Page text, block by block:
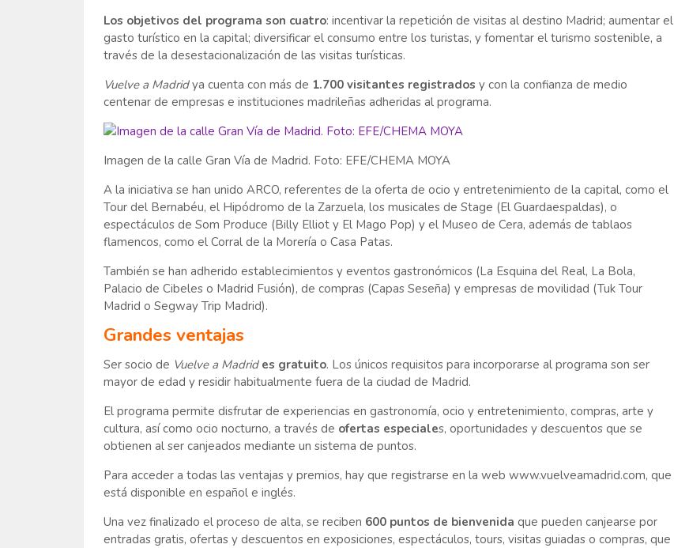
Los objetivos del programa son cuatro: incentivar la repetición de visitas al destino Madrid; aumentar el
gasto turístico en la capital; diversificar el consumo entre los turistas, y fomentar el turismo sostenible, a
través de la desestacionalización de las visitas turísticas.
Vuelve a Madridya cuenta con más de 1.700 visitantes registrados y con la confianza de medio
centenar de empresas e instituciones madrileñas adheridas al programa.
Imagen de la calle Gran Vía de Madrid. Foto: EFE/CHEMA MOYA
A la iniciativa se han unido ARCO, referentes de la oferta de ocio y entretenimiento de la capital, como el
Tour del Bernabéu, el Hipódromo de la Zarzuela, los musicales de Stage (El Guardaespaldas), o
espectáculos de Som Produce (Billy Elliot y El Mago Pop) y el Museo de Cera, además de tablaos
flamencos, como el Corral de la Morería o Casa Patas.
También se han adherido establecimientos y eventos gastronómicos (La Esquina del Real, La Bola,
Palacio de Cibeles o Madrid Fusión), de compras (Capas Seseña) y empresas de movilidad (Tuk Tour
Madrid o Segway Trip Madrid).
Grandes ventajas
Ser socio de Vuelve a Madrid es gratuito. Los únicos requisitos para incorporarse al programa son ser
mayor de edad y residir habitualmente fuera de la ciudad de Madrid.
El programa permite disfrutar de experiencias en gastronomía, ocio y entretenimiento, compras, arte y
cultura, así como ocio nocturno, a través de ofertas especiales, oportunidades y descuentos que se
obtienen al ser canjeados mediante un sistema de puntos.
Para acceder a todas las ventajas y premios, hay que registrarse en la web www.vuelveamadrid.com, que
está disponible en español e inglés.
Una vez finalizado el proceso de alta, se reciben 600 puntos de bienvenida que pueden canjearse por
entradas gratis, ofertas y descuentos en exposiciones, espectáculos, tours, visitas guiadas o compras, que